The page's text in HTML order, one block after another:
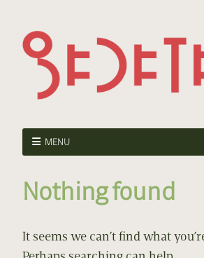
MENU
Nothing found
It seems we can’t find what